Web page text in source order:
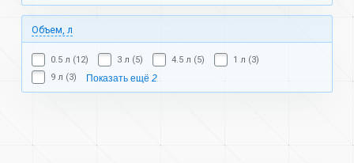
Объем, л
0.5 л (12) 3 л (5) 4.5 л (5)
1 л (3)
9 л (3)
Показать ещё 2